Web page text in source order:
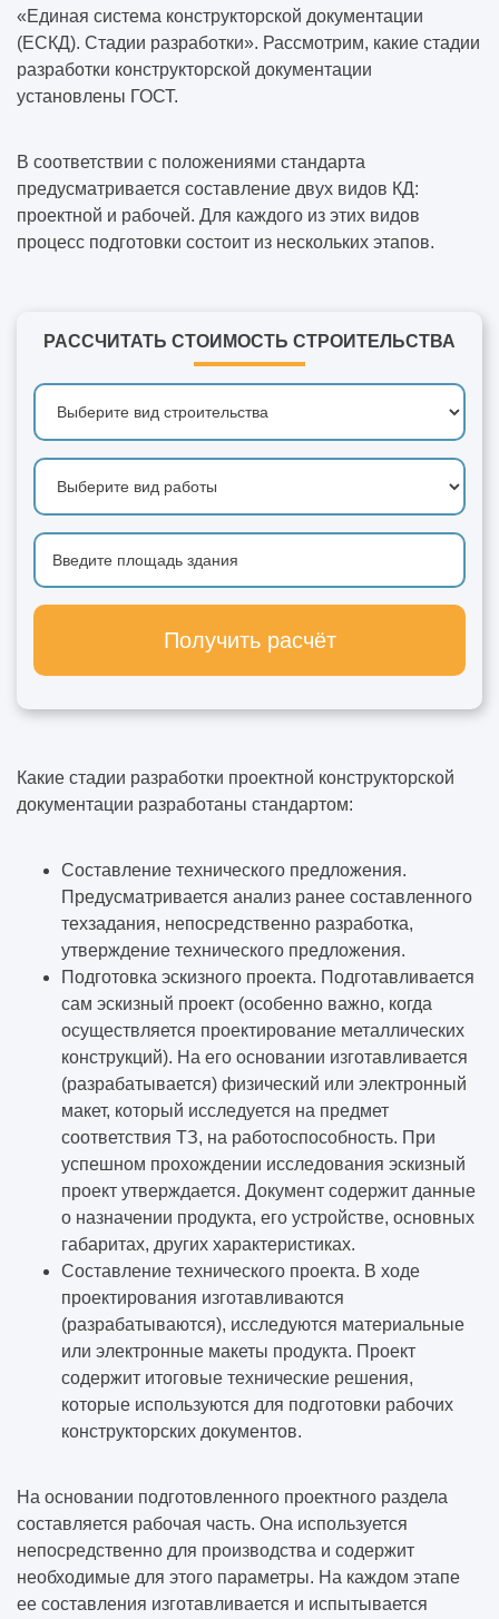
«Единая система конструкторской документации
(ЕСКД). Стадии разработки». Рассмотрим, какие стадии
разработки конструкторской документации
установлены ГОСТ.
В соответствии с положениями стандарта
предусматривается составление двух видов КД:
проектной и рабочей. Для каждого из этих видов
процесс подготовки состоит из нескольких этапов.
РАССЧИТАТЬ СТОИМОСТЬ СТРОИТЕЛЬСТВА
Получить расчёт
Какие стадии разработки проектной конструкторской
документации разработаны стандартом:
Составление технического предложения.
Предусматривается анализ ранее составленного
техзадания, непосредственно разработка,
утверждение технического предложения.
Подготовка эскизного проекта. Подготавливается
сам эскизный проект (особенно важно, когда
осуществляется проектирование металлических
конструкций). На его основании изготавливается
(разрабатывается) физический или электронный
макет, который исследуется на предмет
соответствия ТЗ, на работоспособность. При
успешном прохождении исследования эскизный
проект утверждается. Документ содержит данные
о назначении продукта, его устройстве, основных
габаритах, других характеристиках.
Составление технического проекта. В ходе
проектирования изготавливаются
(разрабатываются), исследуются материальные
или электронные макеты продукта. Проект
содержит итоговые технические решения,
которые используются для подготовки рабочих
конструкторских документов.
На основании подготовленного проектного раздела
составляется рабочая часть. Она используется
непосредственно для производства и содержит
необходимые для этого параметры. На каждом этапе
ее составления изготавливается и испытывается
Что включают в себя электромонтажные
работы
Что такое точка при электромонтажных
Нужна ли лицензия на электромонтажные
работы
проектировании
Опытно-конструкторские работы что это
простыми словами
В каких границах осуществляется
архитектурно-строительное
проектирование
В какой программе выполняют
визуализацию интерьера
Для чего нужен эскизный проект
Дизайн-проект
Особенности дизайна интерьера
загородного дома: оригинальные
Строительство и проектирование домов и
коттеджей
Дизайн-проект дома
Дизайн-проект квартиры
Векторная графика: что это такое?
Зачем нужна визуализация интерьера
Векторизация растровых изображений
Что такое BIM проектирование в
строительстве
Зачем нужно 3D-моделирование
Все о пескоструйной обработке
Как подготовиться к строительству
коммерческого здания